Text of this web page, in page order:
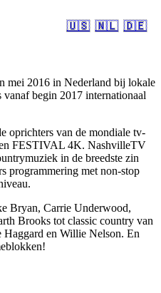
🇺🇸 🇳🇱 🇩🇪
mei 2016 in Nederland bij lokale
vanaf begin 2017 internationaal
oprichters van de mondiale tv-
FESTIVAL 4K. NashvilleTV
in de breedste zin
programmering met non-stop
Bryan, Carrie Underwood,
Brooks tot classic country van
en Willie Nelson. En